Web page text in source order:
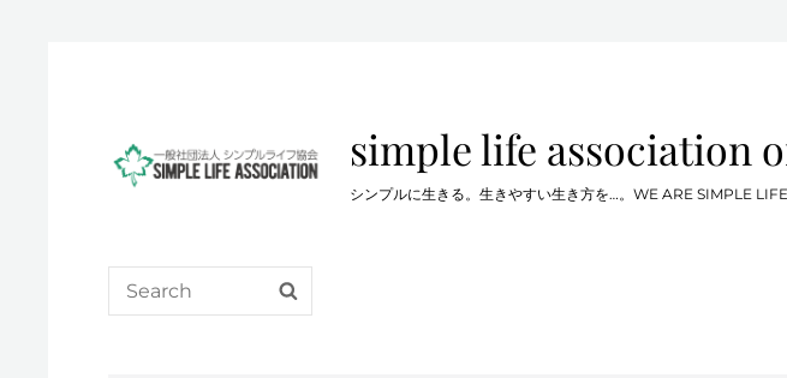
simple life association
シンプルに生きる。生きやすい生き方を…。WE ARE SIMPLE
Search
for: